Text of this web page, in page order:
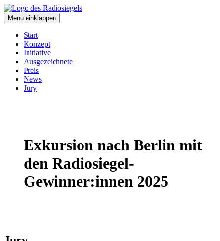
Skip
to
content
Menu einklappen
Start
Konzept
Initiative
Ausgezeichnete
Preis
News
Jury
Exkursion nach Berlin mit
den Radiosiegel-
Gewinner:innen 2025